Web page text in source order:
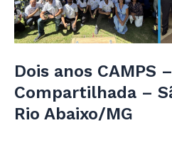
Dois anos CAMPS
Compartilhada –
Rio Abaixo/MG
Compartilhada
–
São
Gonçalo
do
Abaixo/MG